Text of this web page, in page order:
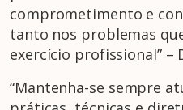
comprometimento e
tanto nos problemas
exercício profissional” –
“Mantenha-se sempre